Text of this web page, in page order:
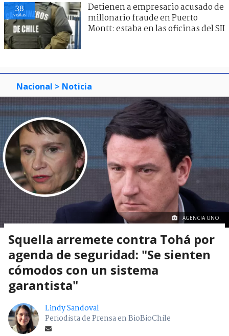
38
visitas
Detienen a empresario acusado de
millonario fraude en Puerto
Montt: estaba en las oficinas del SII
Nacional > Noticia
AGENCIA UNO.
Squella arremete contra Tohá por
agenda de seguridad: "Se sienten
cómodos con un sistema
garantista"
Lindy Sandoval
Periodista de Prensa en BioBioChile